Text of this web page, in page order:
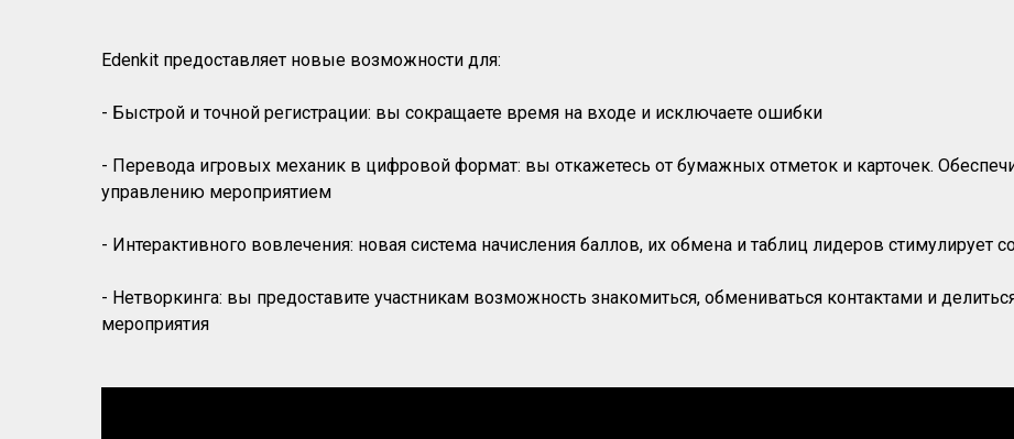
Edenkit предоставляет новые возможности для:
- Быстрой и точной регистрации: вы сокращаете время на входе и исключаете ошибки
- Перевода игровых механик в цифровой формат: вы откажетесь от бумажных отметок и карточек.
управлению мероприятием
- Интерактивного вовлечения: новая система начисления баллов, их обмена и таблиц лидеров стимулирует
- Нетворкинга: вы предоставите участникам возможность знакомиться, обмениваться контактами и
мероприятия